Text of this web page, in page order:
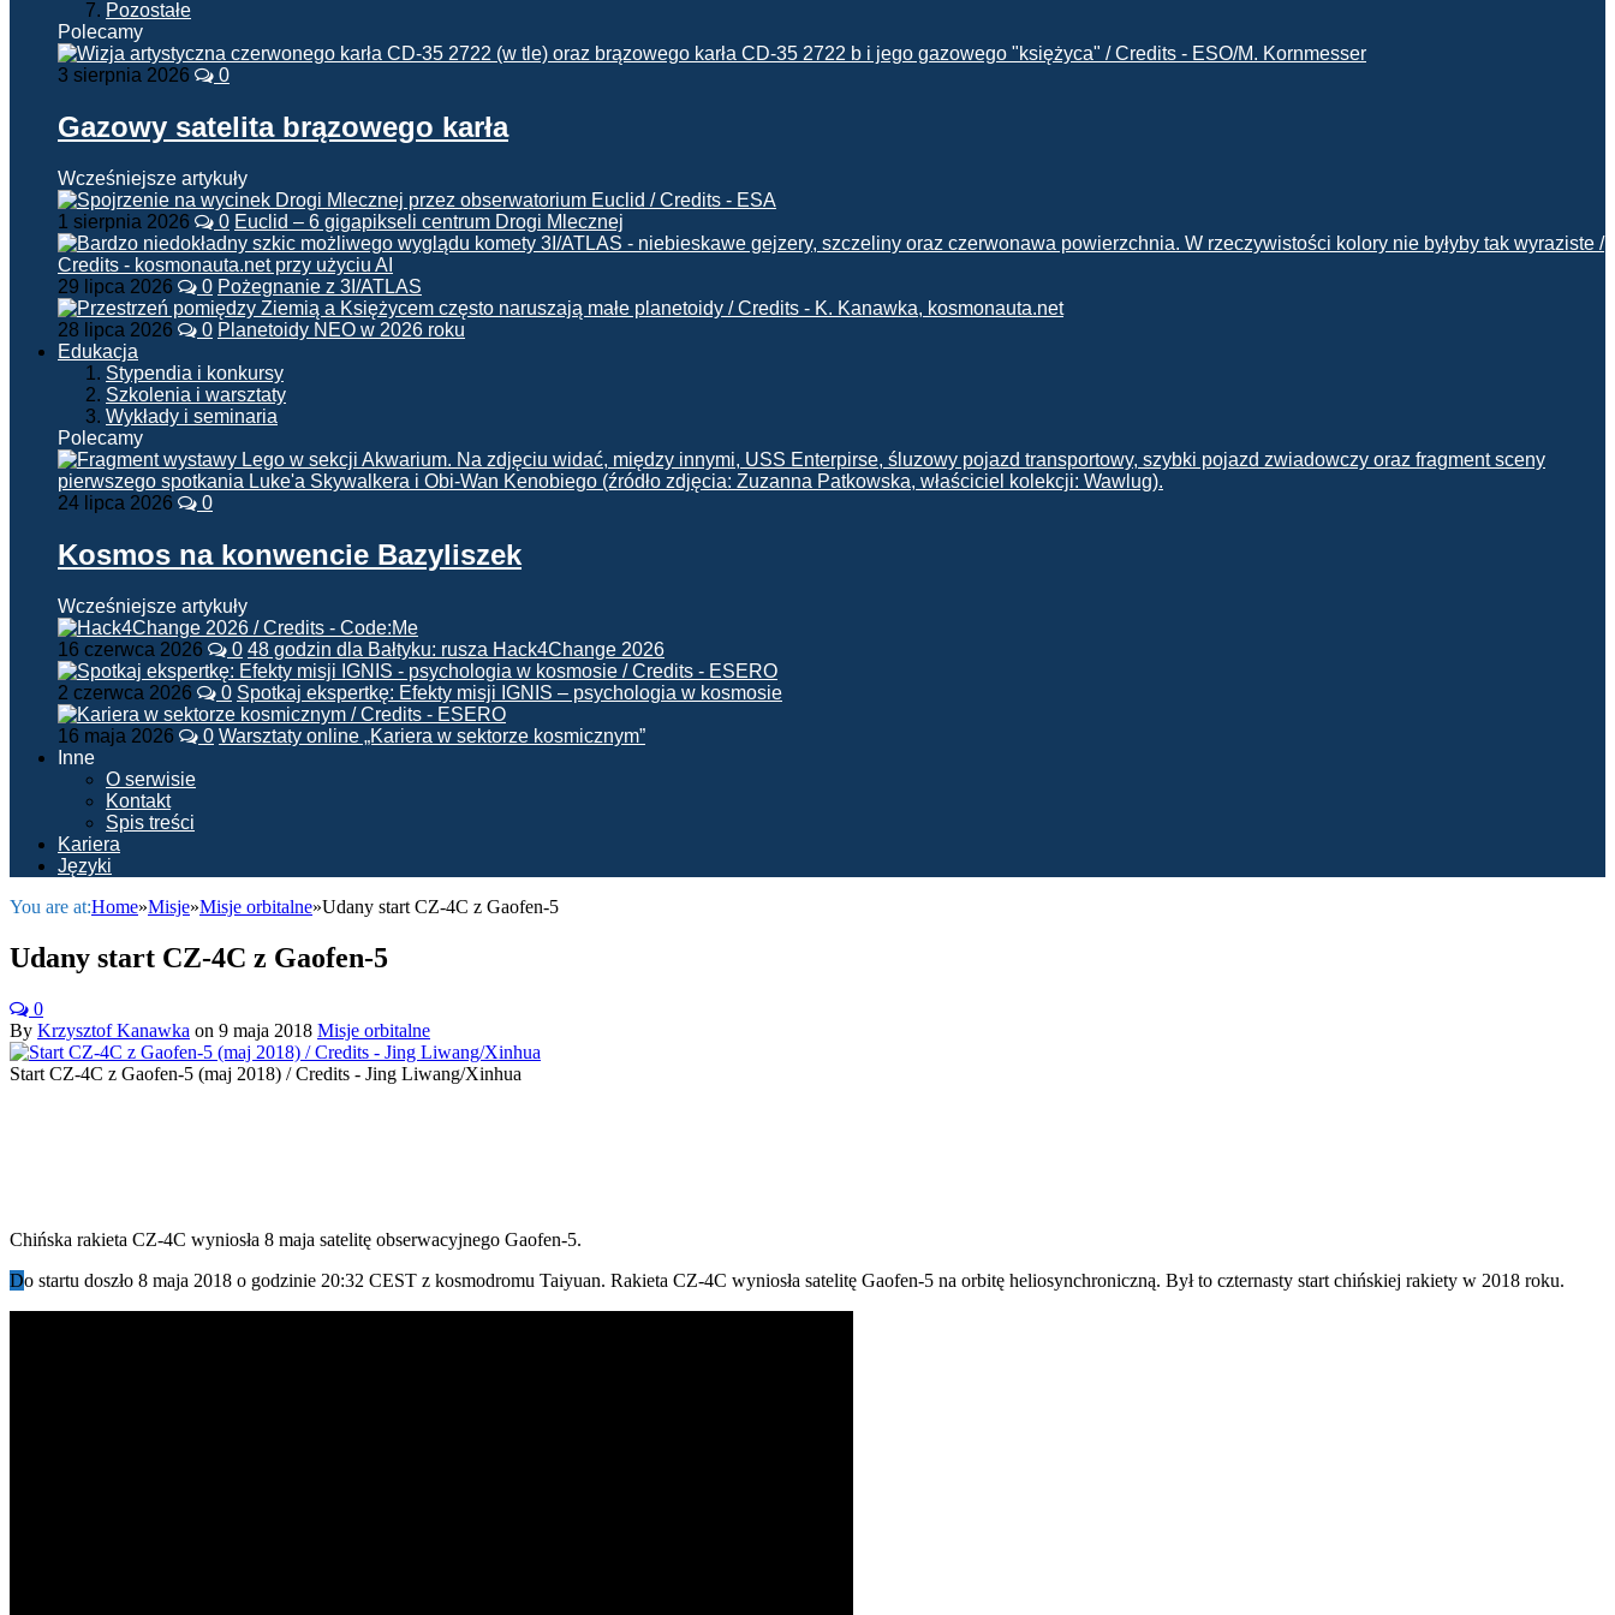
Pozostałe
Polecamy
3 sierpnia 2026 0
Gazowy satelita brązowego karła
Wcześniejsze artykuły
1 sierpnia 2026 0 Euclid – 6 gigapikseli centrum Drogi Mlecznej
29 lipca 2026 0 Pożegnanie z 3I/ATLAS
28 lipca 2026 0 Planetoidy NEO w 2026 roku
Edukacja
Stypendia i konkursy
Szkolenia i warsztaty
Wykłady i seminaria
Polecamy
24 lipca 2026 0
Kosmos na konwencie Bazyliszek
Wcześniejsze artykuły
16 czerwca 2026 0 48 godzin dla Bałtyku: rusza Hack4Change 2026
2 czerwca 2026 0 Spotkaj ekspertkę: Efekty misji IGNIS – psychologia w kosmosie
16 maja 2026 0 Warsztaty online „Kariera w sektorze kosmicznym”
Inne
O serwisie
Kontakt
Spis treści
Kariera
Języki
You are at:Home»Misje»Misje orbitalne»Udany start CZ-4C z Gaofen-5
Udany start CZ-4C z Gaofen-5
0
By Krzysztof Kanawka on 9 maja 2018 Misje orbitalne
Start CZ-4C z Gaofen-5 (maj 2018) / Credits - Jing Liwang/Xinhua
Chińska rakieta CZ-4C wyniosła 8 maja satelitę obserwacyjnego Gaofen-5.
Do startu doszło 8 maja 2018 o godzinie 20:32 CEST z kosmodromu Taiyuan. Rakieta CZ-4C wyniosła satelitę Gaofen-5 na orbitę heliosynchroniczną. Był to czternasty start chińskiej rakiety w 2018 roku.